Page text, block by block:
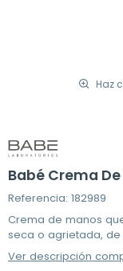
Haz
Babé Crema
Referencia: 182989
Crema de manos
seca o agrietada,
Ver descripción